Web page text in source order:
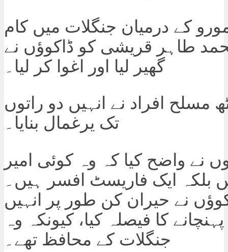
کے درمیان جنگلات میں کام
طاہر قریشی کو ڈاکوؤں نے
گھیر لیا اور اغوا کر لیا۔
مسلح افراد نے انہیں دو راتوں
تک یرغمال بنایا۔
نے واضح کیا کہ وہ کوئی امیر
ایک فاریسٹ افسر ہیں۔
نے حیران کن طور پر انہیں
کا فیصلہ کیا، کیونکہ وہ
جنگلات کے محافظ تھے۔